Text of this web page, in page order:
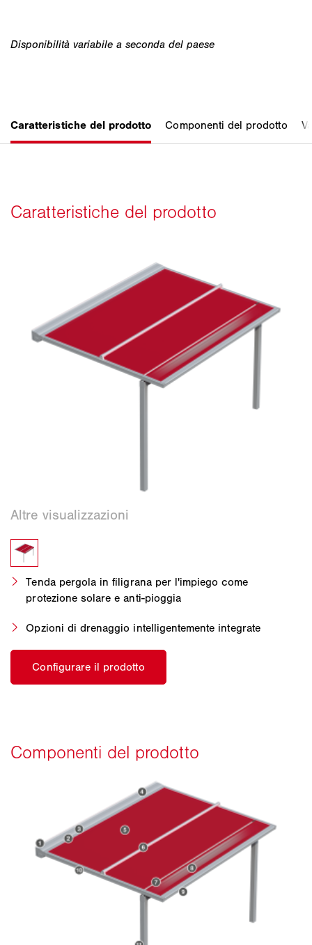
Tenda pergola in filigrana per l'impiego come
protezione solare e anti-pioggia
Opzioni di drenaggio intelligentemente integrate